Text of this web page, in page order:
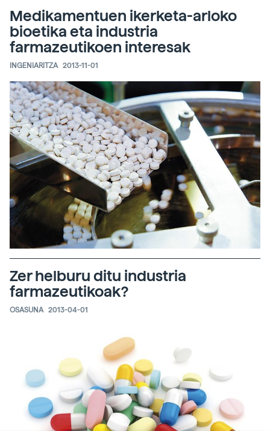
Medikamentuen ikerketa-arloko
bioetika eta industria
farmazeutikoen interesak
INGENIARITZA 2013-11-01
Zer helburu ditu industria
farmazeutikoak?
OSASUNA 2013-04-01